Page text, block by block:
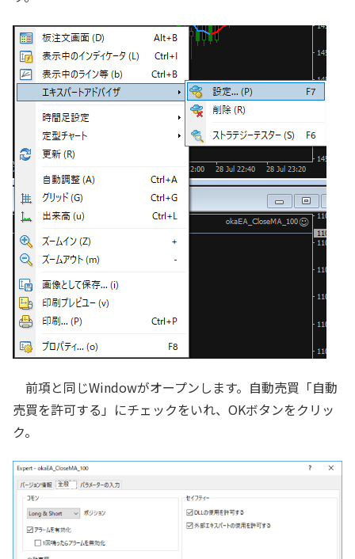
前項と同じWindowがオープンします。自動売買「自動
売買を許可する」にチェックをいれ、OKボタンをクリッ
ク。